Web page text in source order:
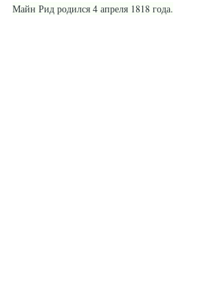
Майн Рид ро­дил­ся 4 ап­ре­ля 1818 го­да.